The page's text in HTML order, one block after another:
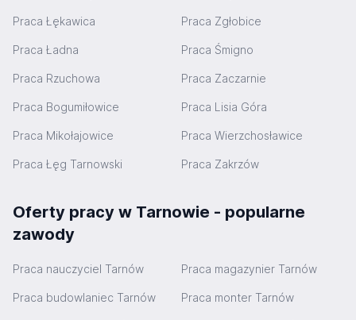
Praca Łękawica Praca Zgłobice
Praca Ładna Praca Śmigno
Praca Rzuchowa Praca Zaczarnie
Praca Bogumiłowice Praca Lisia Góra
Praca Mikołajowice Praca Wierzchosławice
Praca Łęg Tarnowski Praca Zakrzów
Oferty pracy w Tarnowie - popularne
zawody
Praca nauczyciel Tarnów Praca magazynier Tarnów
Praca budowlaniec Tarnów Praca monter Tarnów